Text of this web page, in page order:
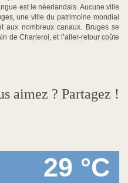
est le néerlandais. Aucune ville
une ville du patrimoine mondial
aux nombreux canaux. Bruges se
de Charleroi, et l’aller-retour coûte
aimez ? Partagez !
29 °C